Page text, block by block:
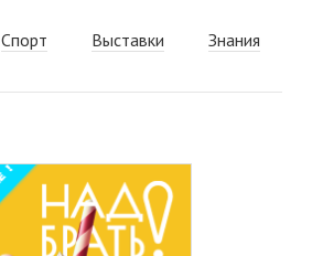
Спорт Выставки Знания